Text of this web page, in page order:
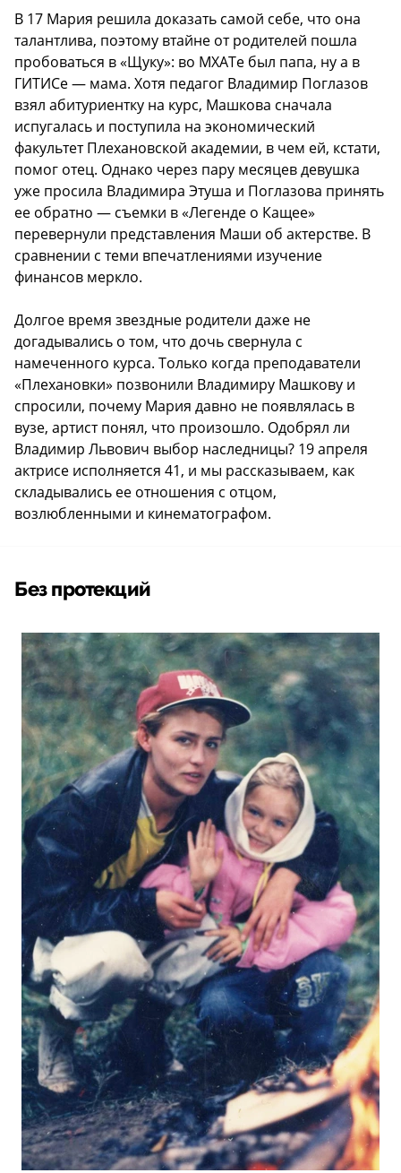
В 17 Мария решила доказать самой себе, что она
талантлива, поэтому втайне от родителей пошла
пробоваться в «Щуку»: во МХАТе был папа, ну а в
ГИТИСе — мама. Хотя педагог Владимир Поглазов
взял абитуриентку на курс, Машкова сначала
испугалась и поступила на экономический
факультет Плехановской академии, в чем ей, кстати,
помог отец. Однако через пару месяцев девушка
уже просила Владимира Этуша и Поглазова принять
ее обратно — съемки в «Легенде о Кащее»
перевернули представления Маши об актерстве. В
сравнении с теми впечатлениями изучение
финансов меркло.
Долгое время звездные родители даже не
догадывались о том, что дочь свернула с
намеченного курса. Только когда преподаватели
«Плехановки» позвонили Владимиру Машкову и
спросили, почему Мария давно не появлялась в
вузе, артист понял, что произошло. Одобрял ли
Владимир Львович выбор наследницы? 19 апреля
актрисе исполняется 41, и мы рассказываем, как
складывались ее отношения с отцом,
возлюбленными и кинематографом.
Без протекций